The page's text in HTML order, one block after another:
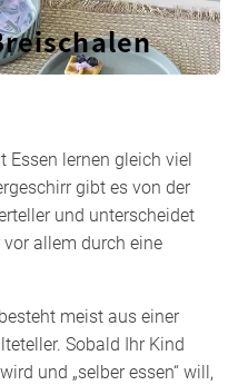
Essen lernen gleich viel
gibt es von der
und unterscheidet
allem durch eine
meist aus einer
Sobald Ihr Kind
und „selber essen“ will,